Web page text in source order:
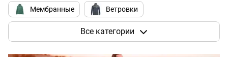
Мембранные Ветровки
Для альпинизма Soft Shell
Все категории